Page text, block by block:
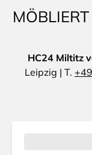
HC24 Miltitz
Leipzig | T.